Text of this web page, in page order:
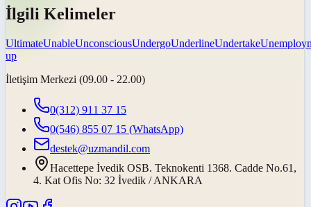
İlgili Kelimeler
UltimateUnableUnconsciousUndergoUnderlineUndertake
up
İletişim Merkezi (09.00 - 22.00)
0(312) 911 37 15
0(546) 855 07 15 (WhatsApp)
destek@uzmandil.com
Hacettepe İvedik OSB. Teknokenti 1368. Cadde No.61,
4. Kat Ofis No: 32 İvedik / ANKARA